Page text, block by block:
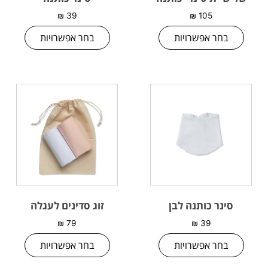
₪ 105
בחר אפשרויות
₪ 39
בחר אפשרויות
סינר כותנה לבן
₪ 39
בחר אפשרויות
זוג סדינים לעגלה
₪ 79
בחר אפשרויות